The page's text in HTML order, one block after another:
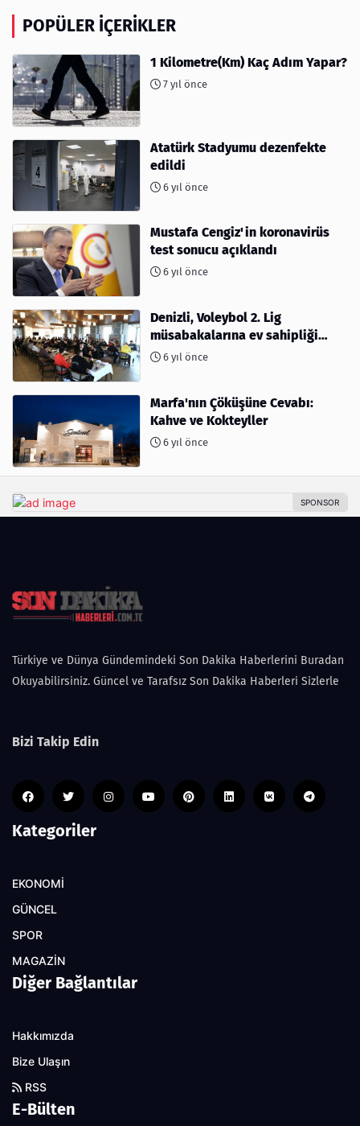
POPÜLER İÇERIKLER
1 Kilometre(Km) Kaç Adım Yapar?
7 yıl önce
Atatürk Stadyumu dezenfekte
edildi
6 yıl önce
Mustafa Cengiz'in koronavirüs
test sonucu açıklandı
6 yıl önce
Denizli, Voleybol 2. Lig
müsabakalarına ev sahipliği
yapıyor
6 yıl önce
Marfa'nın Çöküşüne Cevabı:
Kahve ve Kokteyller
6 yıl önce
Türkiye ve Dünya Gündemindeki Son Dakika Haberlerini Buradan
Okuyabilirsiniz. Güncel ve Tarafsız Son Dakika Haberleri Sizlerle
Bizi Takip Edin
Kategoriler
EKONOMİ
GÜNCEL
SPOR
MAGAZİN
Diğer Bağlantılar
Hakkımızda
Bize Ulaşın
RSS
E-Bülten